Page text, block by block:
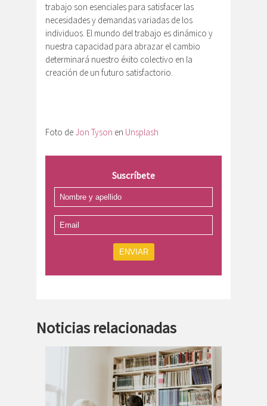
trabajo son esenciales para satisfacer las
necesidades y demandas variadas de los
individuos. El mundo del trabajo es dinámico y
nuestra capacidad para abrazar el cambio
determinará nuestro éxito colectivo en la
creación de un futuro satisfactorio.
Foto de Jon Tyson en Unsplash
Suscríbete
ENVIAR
Noticias relacionadas